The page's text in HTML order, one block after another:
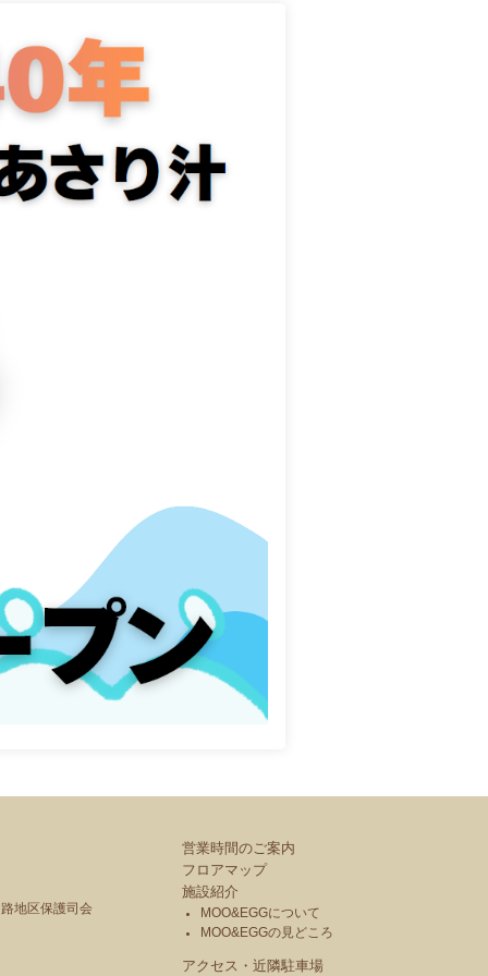
地区保護司会
営業時間のご案内
フロアマップ
施設紹介
MOO&EGGについて
MOO&EGGの見どころ
アクセス・近隣駐車場